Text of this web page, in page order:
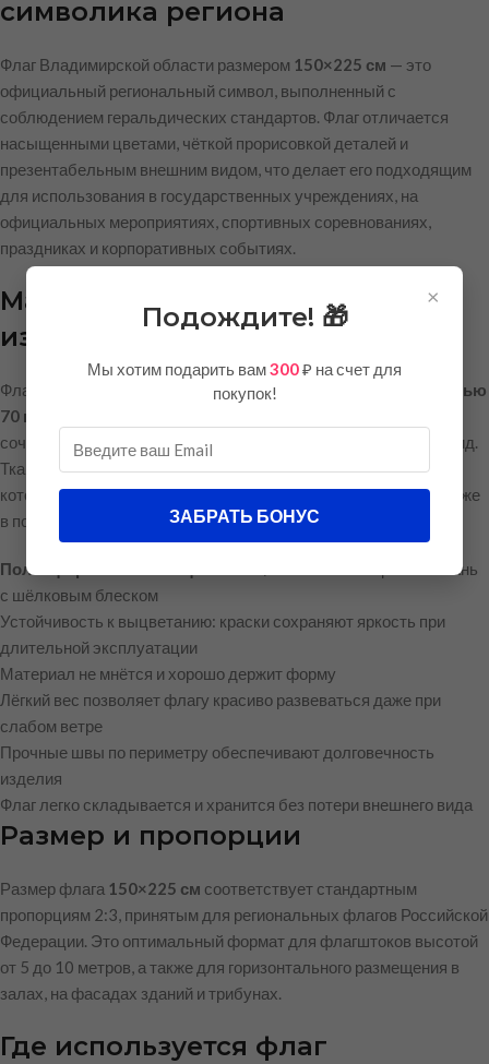
символика региона
Флаг Владимирской области размером 150×225 см — это
официальный региональный символ, выполненный с
соблюдением геральдических стандартов. Флаг отличается
насыщенными цветами, чёткой прорисовкой деталей и
презентабельным внешним видом, что делает его подходящим
для использования в государственных учреждениях, на
официальных мероприятиях, спортивных соревнованиях,
праздниках и корпоративных событиях.
Материал и качество
изготовления
Флаг изготовлен из
полиэфирного шелка тафетта плотностью
70 г/м²
сочетает в себе лёгкость, прочность и эстетичный внешний вид.
Ткань обладает характерным шёлковым блеском, благодаря
которому флаг выглядит торжественно и представительно даже
в помещении без ветра.
Полиэфирный шелк тафетта 70 г/м²
— лёгкая и прочная ткань
с шёлковым блеском
Устойчивость к выцветанию: краски сохраняют яркость при
длительной эксплуатации
Материал не мнётся и хорошо держит форму
Лёгкий вес позволяет флагу красиво развеваться даже при
слабом ветре
Прочные швы по периметру обеспечивают долговечность
изделия
Флаг легко складывается и хранится без потери внешнего вида
Размер и пропорции
Размер флага 150×225 см соответствует стандартным
пропорциям 2:3, принятым для региональных флагов Российской
Федерации. Это оптимальный формат для флагштоков высотой
от 5 до 10 метров, а также для горизонтального размещения в
залах, на фасадах зданий и трибунах.
Где используется флаг
×
Подождите! 🎁
Мы хотим подарить вам300₽ на счет для
покупок!
ЗАБРАТЬ БОНУС